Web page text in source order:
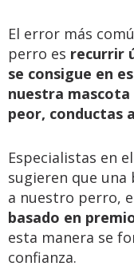
El error más
perro es recurrir
se consigue en
nuestra mascota
peor, conductas
Especialistas en
sugieren que una
a nuestro perro,
basado en
esta manera se
confianza.